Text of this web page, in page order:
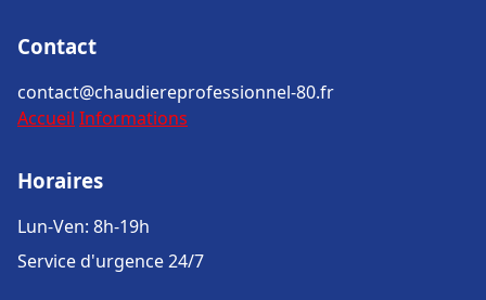
Contact
contact@chaudiereprofessionnel-80.fr
Accueil Informations
Horaires
Lun-Ven: 8h-19h
Service d'urgence 24/7